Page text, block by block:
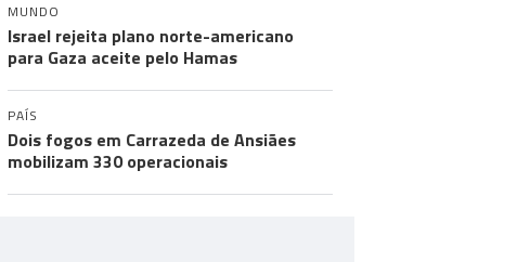
MUNDO
Israel rejeita plano norte-americano
para Gaza aceite pelo Hamas
PAÍS
Dois fogos em Carrazeda de Ansiães
mobilizam 330 operacionais